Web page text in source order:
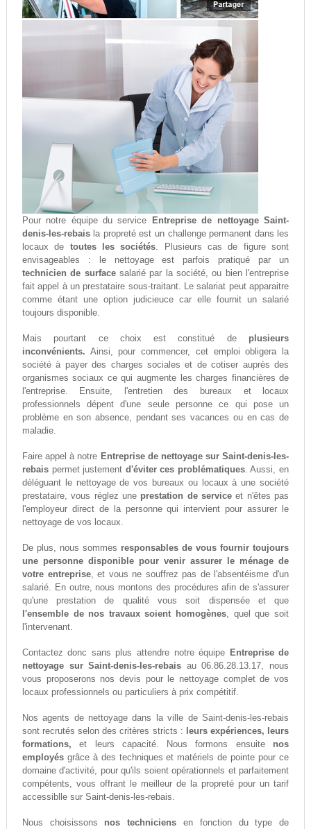
Pour notre équipe du service
Entreprise de nettoyage Saint-
denis-les-rebaisla propreté est un challenge permanent dans les
locaux de toutes les sociétés. Plusieurs cas de figure sont
envisageables : le nettoyage est parfois pratiqué par un
technicien de surfacesalarié par la société, ou bien l'entreprise
fait appel à un prestataire sous-traitant. Le salariat peut apparaitre
comme étant une option judicieuce car elle fournit un salarié
toujours disponible.
Mais pourtant ce choix est constitué de plusieurs
inconvénients. Ainsi, pour commencer, cet emploi obligera la
société à payer des charges sociales et de cotiser auprès des
organismes sociaux ce qui augmente les charges financières de
l'entreprise. Ensuite, l'entretien des bureaux et locaux
professionnels dépent d'une seule personne ce qui pose un
problème en son absence, pendant ses vacances ou en cas de
maladie.
Faire appel à notre Entreprise de nettoyage sur Saint-denis-les-
rebaispermet justement d'éviter ces problématiques. Aussi, en
déléguant le nettoyage de vos bureaux ou locaux à une société
prestataire, vous réglez une prestation de service et n'êtes pas
l'employeur direct de la personne qui intervient pour assurer le
nettoyage de vos locaux.
De plus, nous sommes responsables de vous fournir toujours
une personne disponible pour venir assurer le ménage de
votre entreprise, et vous ne souffrez pas de l'absentéisme d'un
salarié. En outre, nous montons des procédures afin de s'assurer
qu'une prestation de qualité vous soit dispensée et que
l'ensemble de nos travaux soient homogènes, quel que soit
l'intervenant.
Contactez donc sans plus attendre notre équipe Entreprise de
nettoyage sur Saint-denis-les-rebais au 06.86.28.13.17, nous
vous proposerons nos devis pour le nettoyage complet de vos
locaux professionnels ou particuliers à prix compétitif.
Nos agents de nettoyage dans la ville de Saint-denis-les-rebais
sont recrutés selon des critères stricts : leurs expériences, leurs
formations, et leurs capacité. Nous formons ensuite nos
employésgrâce à des techniques et matériels de pointe pour ce
domaine d'activité, pour qu'ils soient opérationnels et parfaitement
compétents, vous offrant le meilleur de la propreté pour un tarif
accessiblle sur Saint-denis-les-rebais.
Nous choisissons nos techniciens en fonction du type de